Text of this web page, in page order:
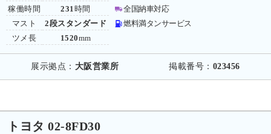
稼働時間
マスト
ツメ長
231 時間
2段スタンダード
1520mm
全国納車対応
燃料満タンサービス
展示拠点： 大阪営業所 掲載番号： 023456
トヨタ 02-8FD30